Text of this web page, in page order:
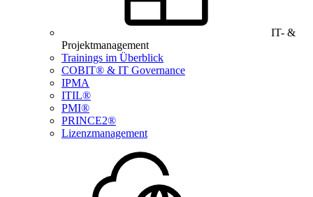
IT- &
Projektmanagement
Trainings im Überblick
COBIT® & IT Governance
IPMA
ITIL®
PMI®
PRINCE2®
Lizenzmanagement